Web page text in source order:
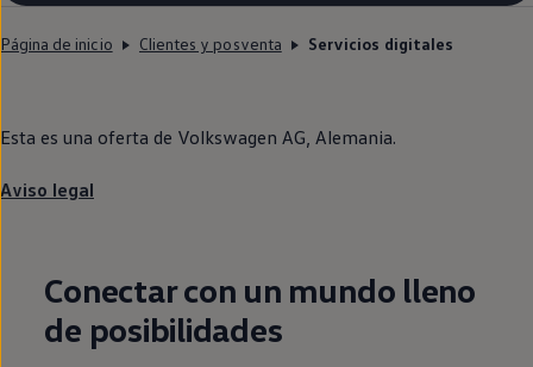
Página de inicio Clientes y posventa Servicios digitales
Esta es una oferta de Volkswagen AG, Alemania.
Aviso legal
Conectar con un mundo lleno
de posibilidades